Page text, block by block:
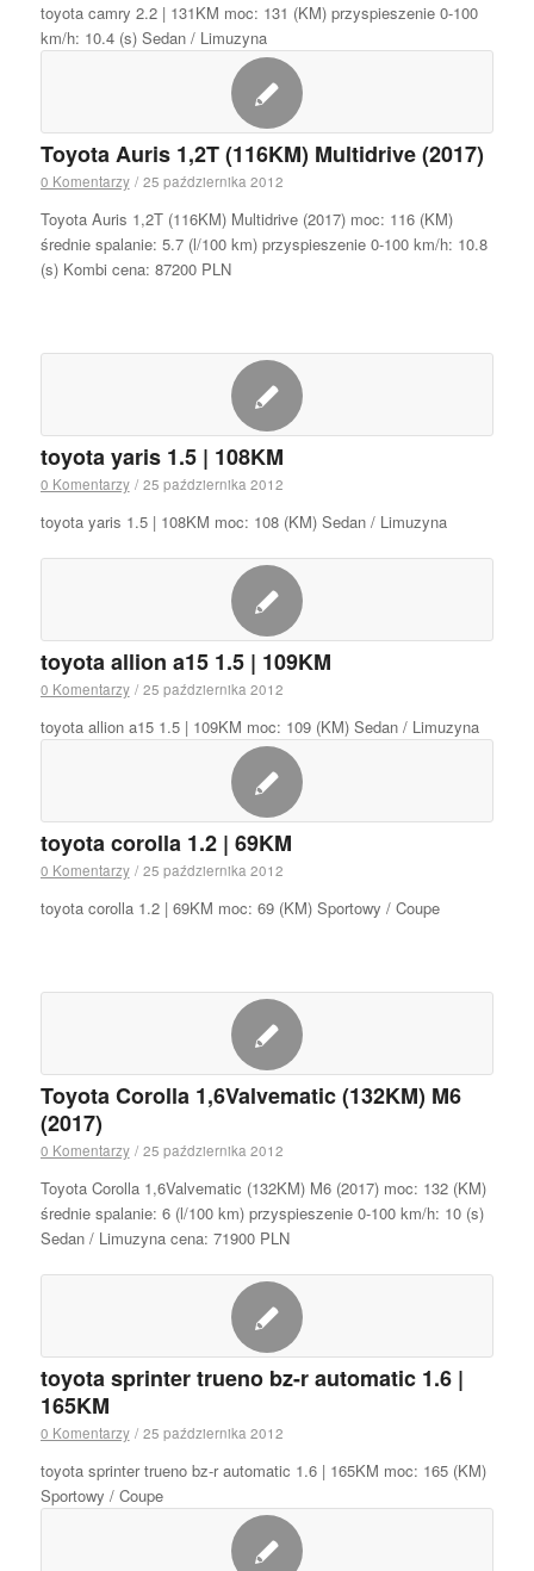
toyota camry 2.2 | 131KM moc: 131 (KM) przyspieszenie 0-100
km/h: 10.4 (s) Sedan / Limuzyna
Toyota Auris 1,2T (116KM) Multidrive (2017)
0 Komentarzy / 25 października 2012
Toyota Auris 1,2T (116KM) Multidrive (2017) moc: 116 (KM)
średnie spalanie: 5.7 (l/100 km) przyspieszenie 0-100 km/h: 10.8
(s) Kombi cena: 87200 PLN
toyota yaris 1.5 | 108KM
0 Komentarzy / 25 października 2012
toyota yaris 1.5 | 108KM moc: 108 (KM) Sedan / Limuzyna
toyota allion a15 1.5 | 109KM
0 Komentarzy / 25 października 2012
toyota allion a15 1.5 | 109KM moc: 109 (KM) Sedan / Limuzyna
toyota corolla 1.2 | 69KM
0 Komentarzy / 25 października 2012
toyota corolla 1.2 | 69KM moc: 69 (KM) Sportowy / Coupe
Toyota Corolla 1,6Valvematic (132KM) M6
(2017)
0 Komentarzy / 25 października 2012
Toyota Corolla 1,6Valvematic (132KM) M6 (2017) moc: 132 (KM)
średnie spalanie: 6 (l/100 km) przyspieszenie 0-100 km/h: 10 (s)
Sedan / Limuzyna cena: 71900 PLN
toyota sprinter trueno bz-r automatic 1.6 |
165KM
0 Komentarzy / 25 października 2012
toyota sprinter trueno bz-r automatic 1.6 | 165KM moc: 165 (KM)
Sportowy / Coupe